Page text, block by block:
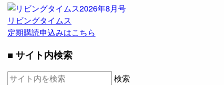
リビングタイムス
定期購読申込みはこちら
■ サイト内検索
検索